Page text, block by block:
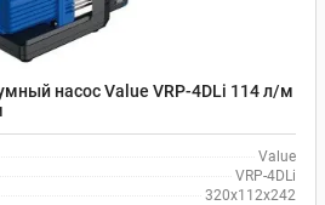
насос Value VRP-4DLi 114 л/м
Value
VRP-4DLi
320х112х242